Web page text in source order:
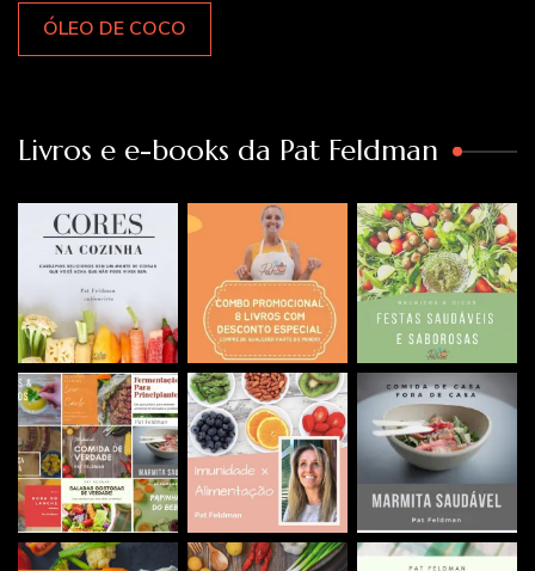
ÓLEO DE COCO
Livros e e-books da Pat Feldman